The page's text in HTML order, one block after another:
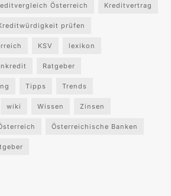
Österreich Kreditvertrag
prüfen
KSV lexikon
Ratgeber
Tipps Trends
wiki Wissen Zinsen
Österreichische Banken